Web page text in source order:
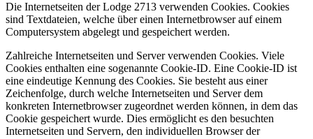
Die Internetseiten der Lodge 2713 verwenden Cookies. Cookies
sind Textdateien, welche über einen Internetbrowser auf einem
Computersystem abgelegt und gespeichert werden.
Zahlreiche Internetseiten und Server verwenden Cookies. Viele
Cookies enthalten eine sogenannte Cookie-ID. Eine Cookie-ID ist
eine eindeutige Kennung des Cookies. Sie besteht aus einer
Zeichenfolge, durch welche Internetseiten und Server dem
konkreten Internetbrowser zugeordnet werden können, in dem das
Cookie gespeichert wurde. Dies ermöglicht es den besuchten
Internetseiten und Servern, den individuellen Browser der